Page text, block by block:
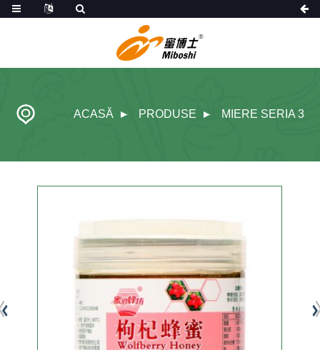
ACASĂ PRODUSE MIERE SERIA 3